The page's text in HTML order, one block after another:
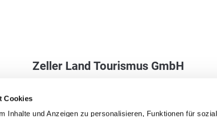
Cookies
Inhalte und Anzeigen zu personalisieren, Funktionen für
Zeller Land Tourismus GmbH